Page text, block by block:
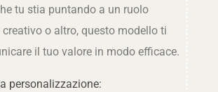
tu stia puntando a un ruolo
creativo o altro, questo modello ti
il tuo valore in modo efficace.
personalizzazione: